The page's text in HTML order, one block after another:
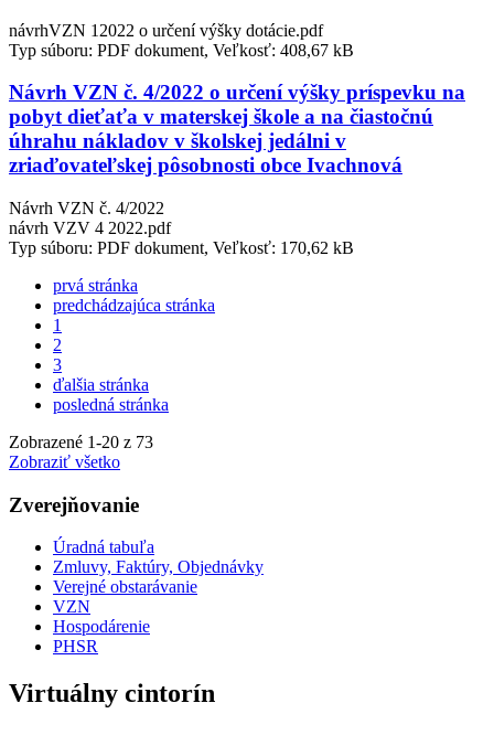
návrhVZN 12022 o určení výšky dotácie.pdf
Typ súboru: PDF dokument, Veľkosť: 408,67 kB
Návrh VZN č. 4/2022 o určení výšky príspevku na
pobyt dieťaťa v materskej škole a na čiastočnú
úhrahu nákladov v školskej jedálni v
zriaďovateľskej pôsobnosti obce Ivachnová
Návrh VZN č. 4/2022
návrh VZV 4 2022.pdf
Typ súboru: PDF dokument, Veľkosť: 170,62 kB
prvá stránka
predchádzajúca stránka
1
2
3
ďalšia stránka
posledná stránka
Zobrazené 1-20 z 73
Zobraziť všetko
Zverejňovanie
Úradná tabuľa
Zmluvy, Faktúry, Objednávky
Verejné obstarávanie
VZN
Hospodárenie
PHSR
Virtuálny cintorín